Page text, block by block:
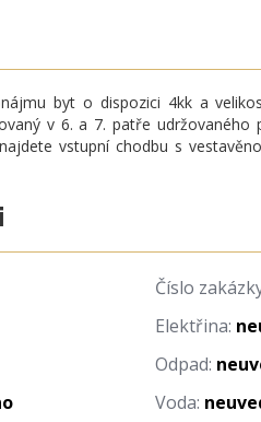
byt o dispozici 4kk a
v 6. a 7. patře udržovaného
vstupní chodbu s
Číslo
Elektřina:
Odpad:
Voda: